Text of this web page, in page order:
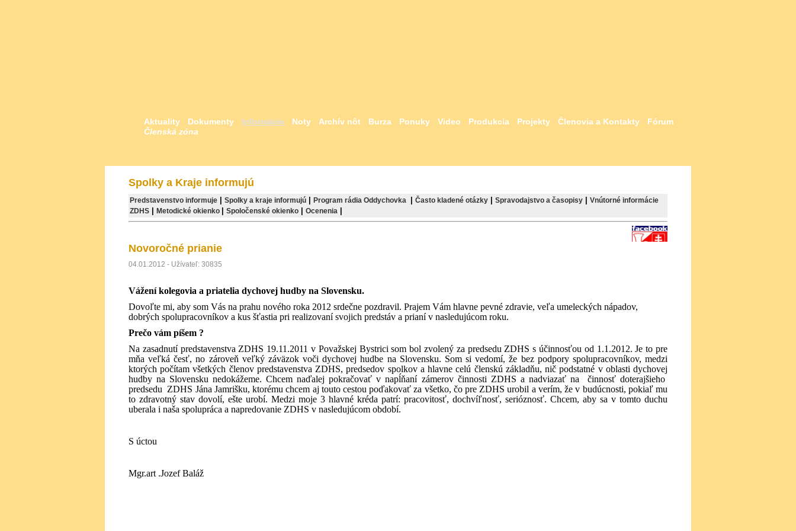
Aktuality Dokumenty Informácie Noty Archív nôt Burza Ponuky Video Produkcia Projekty Členovia a Kontakty
Fórum
Členská zóna
Spolky a Kraje informujú
Predstavenstvo informuje Spolky a kraje informujú Program rádia Oddychovka Často kladené otázky Spravodajstvo a časopisy
Vnútorné informácie
ZDHS
Metodické okienko Spoločenské okienko Ocenenia
Novoročné prianie
04.01.2012 - Užívateľ: 30835
Vážení kolegovia a priatelia dychovej hudby na Slovensku.
Dovoľte mi, aby som Vás na prahu nového roka 2012 srdečne pozdravil. Prajem Vám hlavne pevné zdravie, veľa umeleckých nápadov,
dobrých spolupracovníkov a kus šťastia pri realizovaní svojich predstáv a prianí v nasledujúcom roku.
Prečo vám píšem ?
Na zasadnutí predstavenstva ZDHS 19.11.2011 v Považskej Bystrici som bol zvolený za predsedu ZDHS s účinnosťou od 1.1.2012. Je to pre
mňa veľká česť, no zároveň veľký záväzok voči dychovej hudbe na Slovensku. Som si vedomí, že bez podpory spolupracovníkov, medzi
ktorých počítam všetkých členov predstavenstva ZDHS, predsedov spolkov a hlavne celú členskú základňu, nič podstatné v oblasti dychovej
hudby na Slovensku nedokážeme. Chcem naďalej pokračovať v napĺňaní zámerov činnosti ZDHS a nadviazať na
činnosť doterajšieho
predsedu ZDHS Jána Jamrišku, ktorému chcem aj touto cestou poďakovať za všetko, čo pre ZDHS urobil a verím, že v budúcnosti, pokiaľ mu
to zdravotný stav dovolí, ešte urobí. Medzi moje 3 hlavné kréda patrí: pracovitosť, dochvíľnosť, serióznosť. Chcem, aby sa v tomto duchu
uberala i naša spolupráca a napredovanie ZDHS v nasledujúcom období.
S úctou
Mgr.art .Jozef Baláž